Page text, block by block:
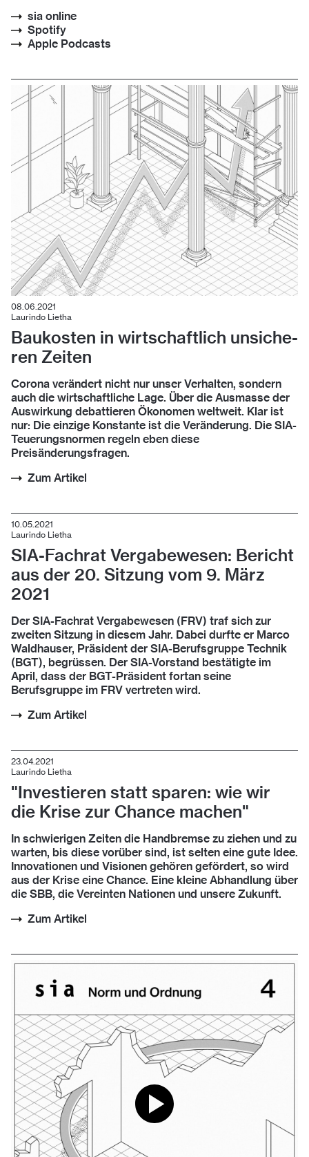
sia online
Spotify
Apple Podcasts
08.06.2021
Laurindo Lietha
Bau­kos­ten in wirt­schaft­lich un­si­che­
ren Zei­ten
Corona verändert nicht nur unser Verhalten, sondern
auch die wirt­schaft­liche Lage. Über die Ausmasse der
Auswirkung debattieren ­Ökonomen weltweit. Klar ist
nur: Die einzige Konstante ist die Veränderung. Die SIA-
Teuerungsnormen regeln eben diese
Preisänderungsfragen.
Zum Artikel
10.05.2021
Laurindo Lietha
SIA-Fachrat Vergabewesen: Bericht
aus der 20. Sitzung vom 9. März
2021
Der SIA-Fachrat Vergabewesen (FRV) traf sich zur
zweiten Sitzung in diesem Jahr. Dabei durfte er Marco
Waldhauser, Präsident der SIA-Berufsgruppe Technik
(BGT), begrüssen. Der SIA-Vorstand bestätigte im
April, dass der BGT-Präsident fortan seine
Berufsgruppe im FRV vertreten wird.
Zum Artikel
23.04.2021
Laurindo Lietha
"Investieren statt sparen: wie wir
die Krise zur Chance machen"
In schwierigen Zeiten die Handbremse zu ziehen und zu
warten, bis diese vorüber sind, ist selten eine gute Idee.
Innovationen und Visionen gehören gefördert, so wird
aus der Krise eine Chance. Eine kleine Abhandlung über
die SBB, die Vereinten Nationen und unsere Zukunft.
Zum Artikel